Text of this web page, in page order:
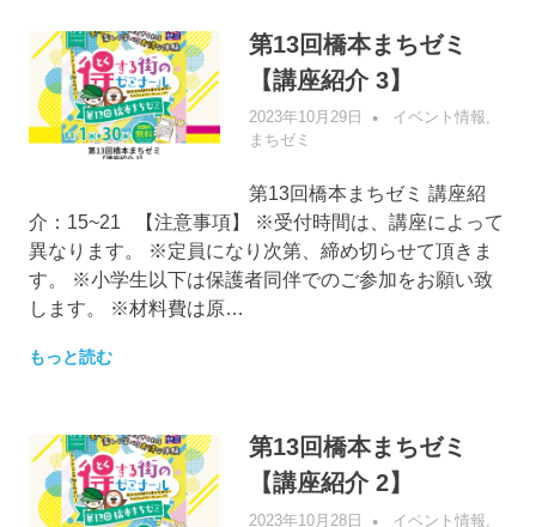
第13回橋本まちゼミ
【講座紹介 3】
2023年10月29日 管理者
イベント情報,
まちゼミ
第13回橋本まちゼミ 講座紹
介：15~21 【注意事項】 ※受付時間は、講座によって
異なります。 ※定員になり次第、締め切らせて頂きま
す。 ※小学生以下は保護者同伴でのご参加をお願い致
します。 ※材料費は原…
もっと読む
第13回橋本まちゼミ
【講座紹介 2】
2023年10月28日 管理者
イベント情報